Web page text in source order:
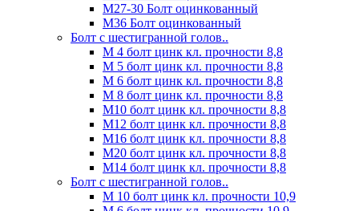
М27-30 Болт оцинкованный
М36 Болт оцинкованный
Болт с шестигранной голов..
М 4 болт цинк кл. прочности 8,8
М 5 болт цинк кл. прочности 8,8
М 6 болт цинк кл. прочности 8,8
М 8 болт цинк кл. прочности 8,8
М10 болт цинк кл. прочности 8,8
М12 болт цинк кл. прочности 8,8
М16 болт цинк кл. прочности 8,8
М20 болт цинк кл. прочности 8,8
М14 болт цинк кл. прочности 8,8
Болт с шестигранной голов..
М 10 болт цинк кл. прочности 10,9